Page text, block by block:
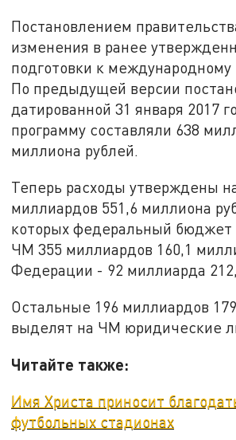
Постановлением
изменения в ранее
подготовки к международному
По предыдущей версии
датированной 31 января 2017
программу составляли 638
миллиона рублей.
Теперь расходы утверждены
миллиардов 551,6 миллиона
которых федеральный бюджет
ЧМ 355 миллиардов 160,1
Федерации - 92 миллиарда
Остальные 196 миллиардов
выделят на ЧМ юридические
Читайте также:
Имя Христа приносит
футбольных стадионах